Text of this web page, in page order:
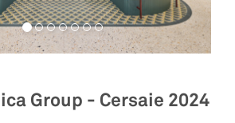
Group - Cersaie 2024